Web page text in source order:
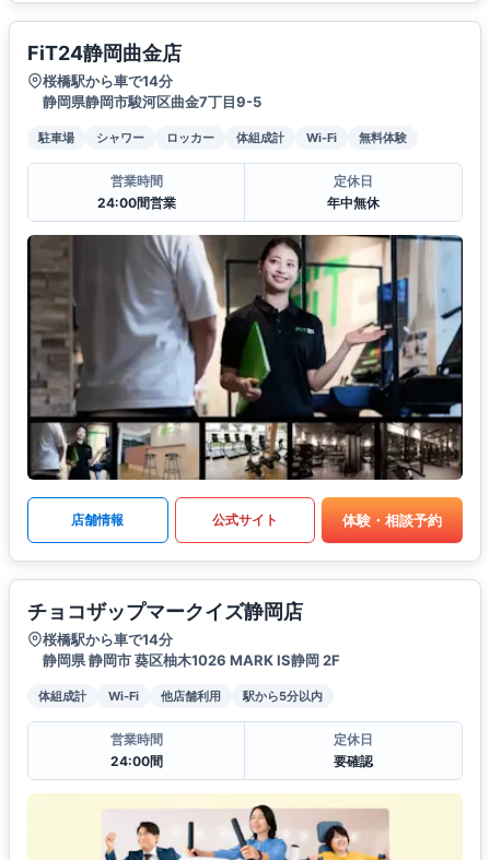
FiT24静岡曲金店
桜橋駅から車で14分
静岡県静岡市駿河区曲金7丁目9-5
駐車場 シャワー ロッカー 体組成計 Wi-Fi 無料体験
営業時間
24:00間営業
定休日
年中無休
店舗情報 公式サイト 体験・相談予約
チョコザップマークイズ静岡店
桜橋駅から車で14分
静岡県 静岡市 葵区柚木1026 MARK IS静岡 2F
体組成計 Wi-Fi 他店舗利用 駅から5分以内
営業時間
24:00間
定休日
要確認